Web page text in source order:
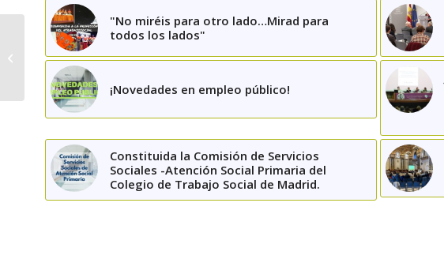
"No miréis para otro lado…Mirad para
todos los lados"
¡Novedades en empleo público!
Constituida la Comisión de Servicios
Sociales -Atención Social Primaria del
Colegio de Trabajo Social de Madrid.
Tu Colegio, 24 horas,
365 días al año…